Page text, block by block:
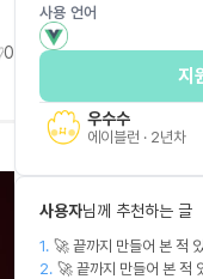
0
사용 언어
지
우수수
에이블런 · 2년차
사용자님께 추천하는 글
1. 🚀 끝까지 만들어 본 적
창출 모임 💰
2. 🚀 끝까지 만들어 본 적